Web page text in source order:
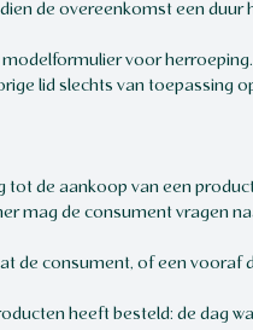
de overeenkomst een duur
voor herroeping.
lid slechts van toepassing
de aankoop van een
mag de consument vragen
de consument, of een
heeft besteld: de dag